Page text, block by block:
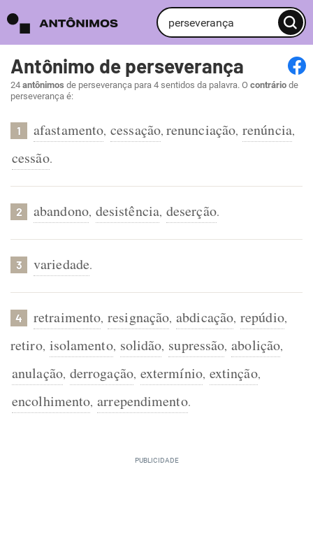
Antônimo de perseverança
24 antônimos de perseverança para 4 sentidos da palavra. O contrário de
perseverança é:
1 afastamento, cessação, renunciação, renúncia,
cessão.
2 abandono, desistência, deserção.
3 variedade.
4 retraimento, resignação, abdicação, repúdio,
retiro, isolamento, solidão, supressão, abolição,
anulação, derrogação, extermínio, extinção,
encolhimento, arrependimento.